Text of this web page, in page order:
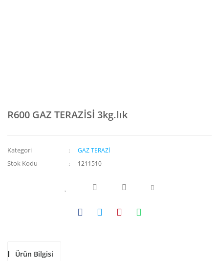
R600 GAZ TERAZİSİ 3kg.lık
Kategori GAZ TERAZİ
Stok Kodu 1211510
Ürün Bilgisi